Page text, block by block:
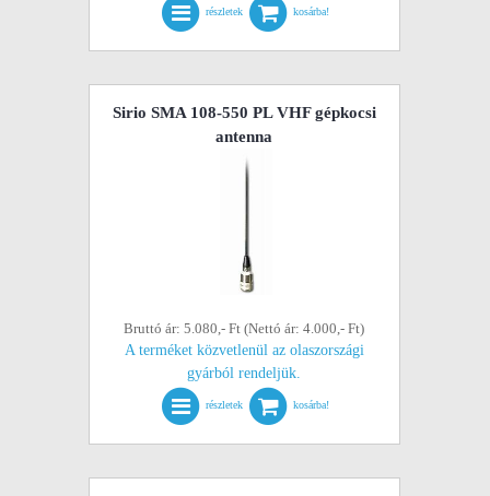
részletek kosárba!
Sirio SMA 108-550 PL VHF gépkocsi
antenna
Bruttó ár: 5.080,- Ft (Nettó ár: 4.000,- Ft)
A terméket közvetlenül az olaszországi
gyárból rendeljük.
részletek kosárba!